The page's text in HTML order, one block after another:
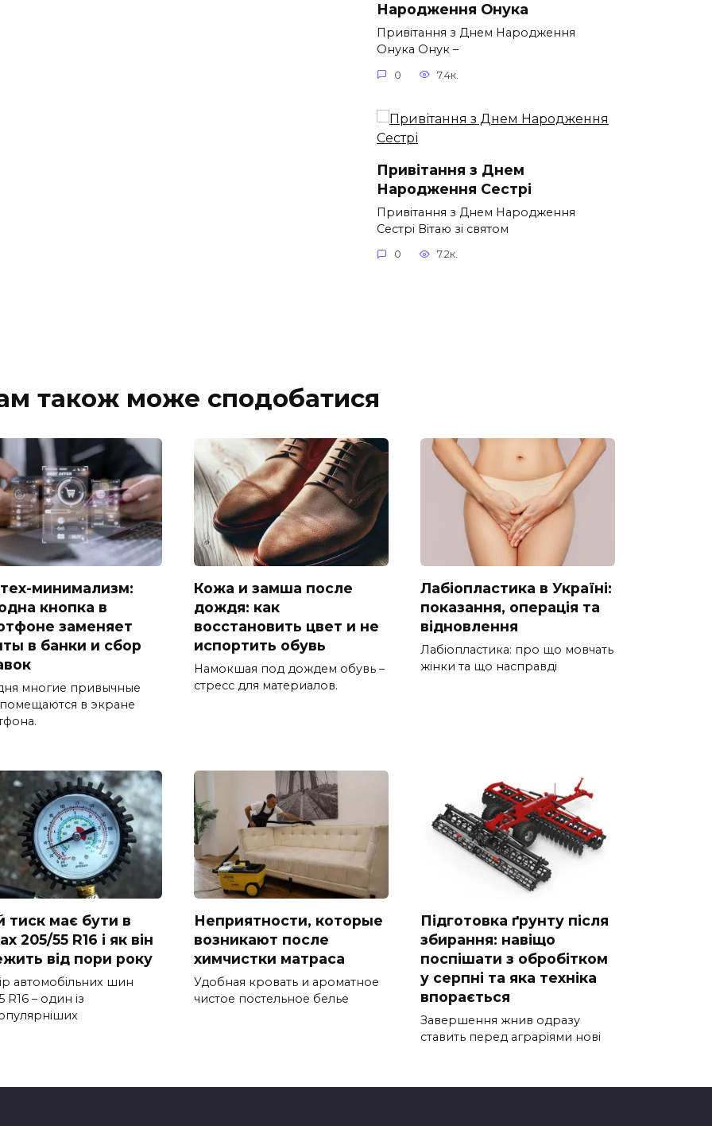
Народження Онука
Привітання з Днем Народження
Онука Онук –
0 7.4к.
Привітання з Днем
Народження Сестрі
Привітання з Днем Народження
Сестрі Вітаю зі святом
0 7.2к.
також може сподобатися
минимализм:
кнопка в
заменяет
в банки и сбор
многие привычные
в экране
Кожа и замша после
дождя: как
восстановить цвет и не
испортить обувь
Намокшая под дождем обувь –
стресс для материалов.
Лабіопластика в Україні:
показання, операція та
відновлення
Лабіопластика: про що мовчать
жінки та що насправді
тиск має бути в
205/55 R16 і як він
від пори року
автомобільних шин
R16 – один із
Неприятности, которые
возникают после
химчистки матраса
Удобная кровать и ароматное
чистое постельное белье
Підготовка ґрунту після
збирання: навіщо
поспішати з обробітком
у серпні та яка техніка
впорається
Завершення жнив одразу
ставить перед аграріями нові